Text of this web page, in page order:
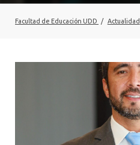
VINCULACIÓN CON EL MEDIO
Facultad de Educación UDD / Actualidad